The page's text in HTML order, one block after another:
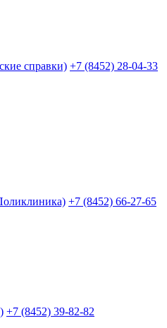
справки) +7 (8452) 28-04-33
+7 (8452) 66-27-65
+7 (8452) 39-82-82